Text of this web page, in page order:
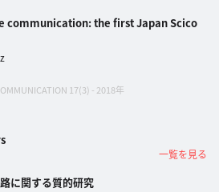
communication: the first Japan Scico
17(3) - 2018年
一覧を見る
に関する質的研究